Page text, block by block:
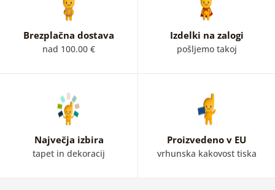
Brezplačna dostava
nad 100.00 €
Izdelki na zalogi
pošljemo takoj
Največja izbira
tapet in dekoracij
Proizvedeno v EU
vrhunska kakovost tiska